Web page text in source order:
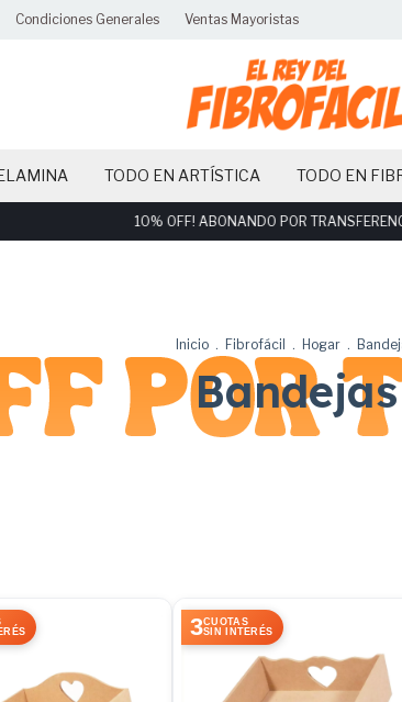
Condiciones Generales Ventas Mayoristas
TODO EN ARTÍSTICA TODO EN
10% OFF! ABONANDO POR TRANSFERENCIA
Inicio . Fibrofácil . Hogar .
Bandejas
3CUOTAS
SIN INTERÉS